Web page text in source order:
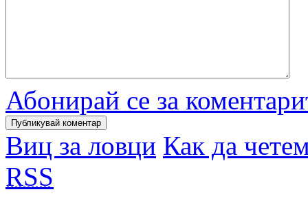
Абонирай се за
Виц за ловци Как да
RSS